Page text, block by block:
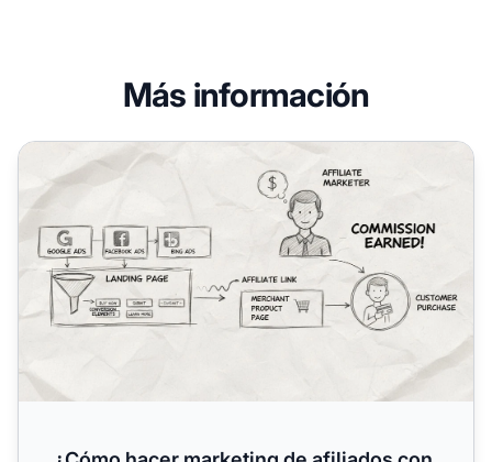
Más información
¿Cómo hacer marketing de afiliados con PPC? Guía